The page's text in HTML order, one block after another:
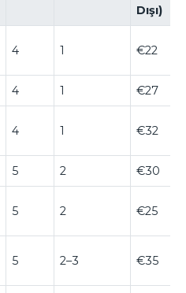
Dışı)
4 1 €22
4 1 €27
4 1 €32
5 2 €30
5 2 €25
5 2–3 €35